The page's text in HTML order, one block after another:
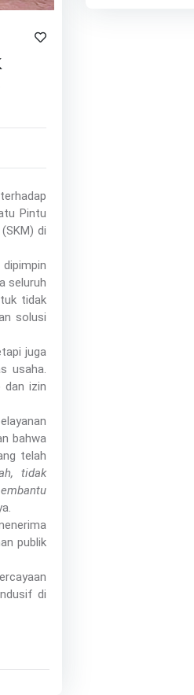
Pintu
di
seluruh
tidak
solusi
juga
usaha.
dan izin
bahwa
telah
tidak
publik
di